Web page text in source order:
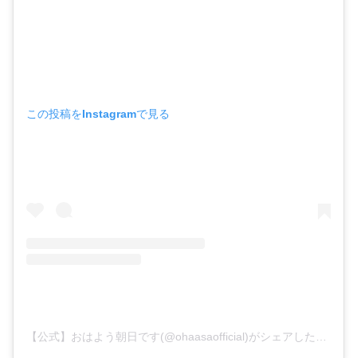
この投稿をInstagramで見る
【公式】おはよう朝日です(@ohaasaofficial)がシェアした投稿